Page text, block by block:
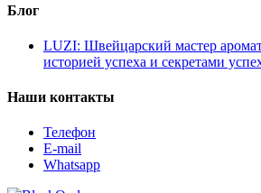
Блог
LUZI: Швейцарский мастер
историей успеха и секретами
Наши контакты
Телефон
E-mail
Whatsapp